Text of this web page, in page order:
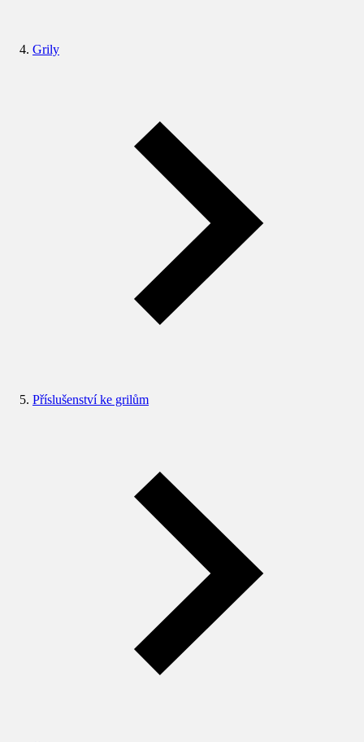
Grily
Příslušenství ke grilům